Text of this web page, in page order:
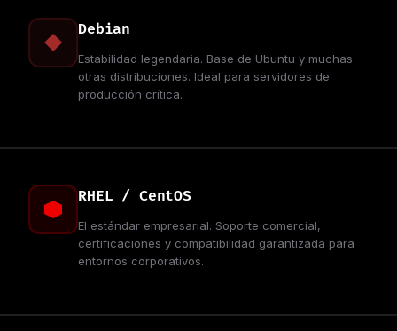
Debian
Estabilidad legendaria. Base de Ubuntu y muchas
otras distribuciones. Ideal para servidores de
producción crítica.
RHEL / CentOS
El estándar empresarial. Soporte comercial,
certificaciones y compatibilidad garantizada para
entornos corporativos.